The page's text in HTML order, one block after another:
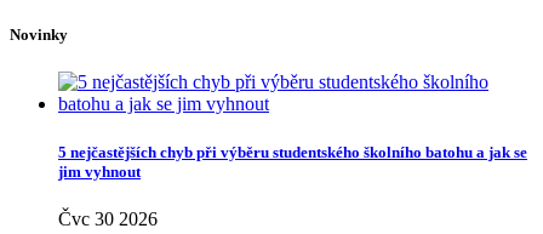
Novinky
5 nejčastějších chyb při výběru studentského školního batohu a jak se
jim vyhnout
Čvc 30 2026